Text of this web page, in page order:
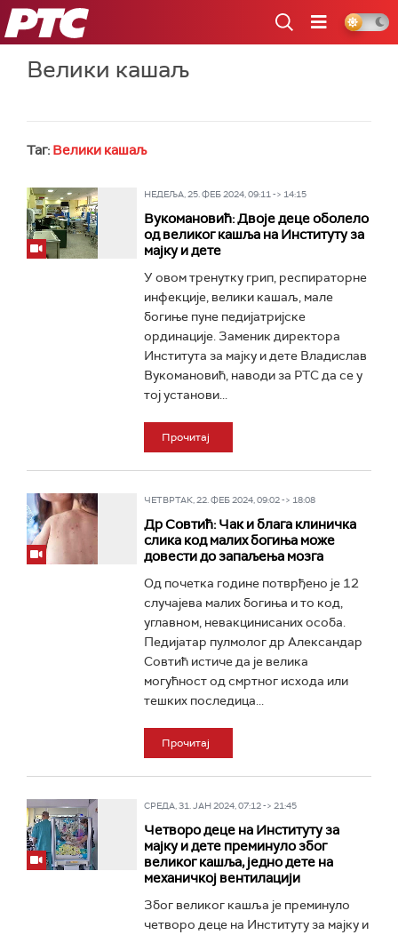
РТС
Велики кашаљ
Таг: Велики кашаљ
НЕДЕЉА, 25. ФЕБ 2024, 09:11 -> 14:15
Вукомановић: Двоје деце оболело
од великог кашља на Институту за
мајку и дете
У овом тренутку грип, респираторне
инфекције, велики кашаљ, мале
богиње пуне педијатријске
ординације. Заменик директора
Института за мајку и дете Владислав
Вукомановић, наводи за РТС да се у
тој установи...
Прочитај
ЧЕТВРТАК, 22. ФЕБ 2024, 09:02 -> 18:08
Др Совтић: Чак и блага клиничка
слика код малих богиња може
довести до запаљења мозга
Од почетка године потврђено је 12
случајева малих богиња и то код,
углавном, невакцинисаних особа.
Педијатар пулмолог др Александар
Совтић истиче да је велика
могућност од смртног исхода или
тешких последица...
Прочитај
СРЕДА, 31. ЈАН 2024, 07:12 -> 21:45
Четворо деце на Институту за
мајку и дете преминуло због
великог кашља, једно дете на
механичкој вентилацији
Због великог кашља је преминуло
четворо деце на Институту за мајку и